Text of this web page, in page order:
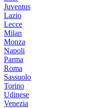
Juventus
Lazio
Lecce
Milan
Monza
Napoli
Parma
Roma
Sassuolo
Torino
Udinese
Venezia